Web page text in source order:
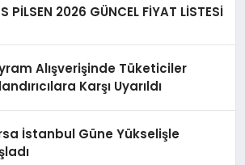
PİLSEN 2026 GÜNCEL FİYAT LİSTESİ
Alışverişinde Tüketiciler
Karşı Uyarıldı
İstanbul Güne Yükselişle